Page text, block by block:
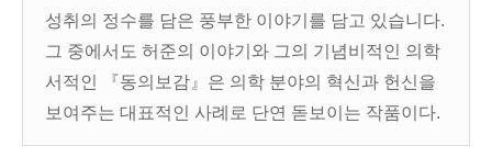
성취의 정수를 담은 풍부한 이야기를 담고 있습니다.
그 중에서도 허준의 이야기와 그의 기념비적인 의학
서적인 『동의보감』은 의학 분야의 혁신과 헌신을
보여주는 대표적인 사례로 단연 돋보이는 작품이다.